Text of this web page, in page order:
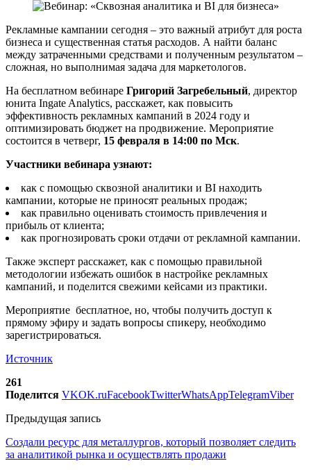
Рекламные кампании сегодня – это важный атрибут для роста
бизнеса и существенная статья расходов. А найти баланс
между затраченными средствами и полученным результатом –
сложная, но выполнимая задача для маркетологов.
На бесплатном вебинаре Григорий Загребельный, директор
юнита Ingate Analytics, расскажет, как повысить
эффективность рекламных кампаний в 2024 году и
оптимизировать бюджет на продвижение. Мероприятие
состоится в четверг, 15 февраля в 14:00 по Мск.
Участники вебинара узнают:
как с помощью сквозной аналитики и BI находить
кампании, которые не приносят реальных продаж;
как правильно оценивать стоимость привлечения и
прибыль от клиента;
как прогнозировать сроки отдачи от рекламной кампании.
Также эксперт расскажет, как с помощью правильной
методологии избежать ошибок в настройке рекламных
кампаний, и поделится свежими кейсами из практики.
Мероприятие бесплатное, но, чтобы получить доступ к
прямому эфиру и задать вопросы спикеру, необходимо
зарегистрироваться.
Источник
261
Поделится VKOK.ruFacebookTwitterWhatsAppTelegramViber
Предыдущая запись
Создали ресурс для металлургов, который позволяет следить
за аналитикой рынка и осуществлять продажи